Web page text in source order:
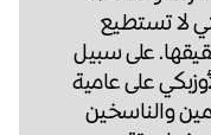
لا تستطيع
على سبيل
على عامية
والناسخين